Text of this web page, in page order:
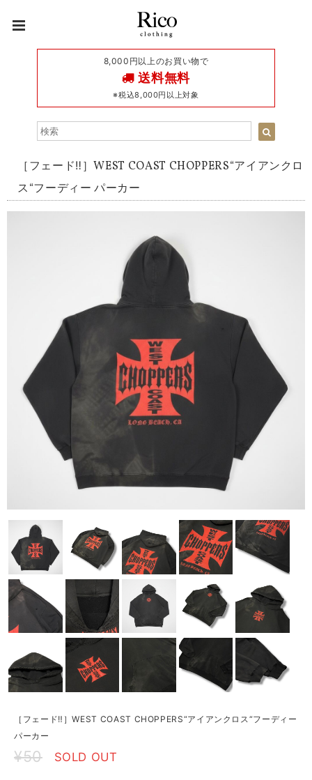
8,000円以上のお買い物で
送料無料
※税込8,000円以上対象
［フェード‼︎］WEST COAST CHOPPERS“アイアンクロ
ス“フーディー パーカー
［フェード‼︎］WEST COAST CHOPPERS“アイアンクロス“フーディー
パーカー
¥50 SOLD OUT